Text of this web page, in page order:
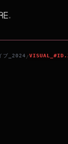
.
ブ_2024 /